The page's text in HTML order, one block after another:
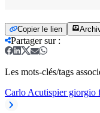
Copier le lien
Partager sur:
Les mots-clés/tags
Carlo Acutispier giorgio